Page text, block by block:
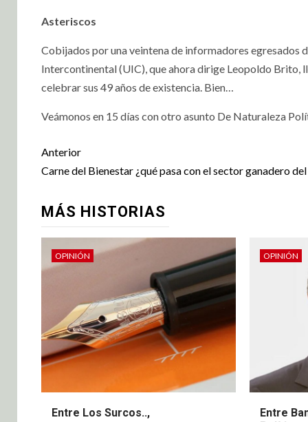
Asteriscos
Cobijados por una veintena de informadores egresados
Intercontinental (UIC), que ahora dirige Leopoldo Brito,
celebrar sus 49 años de existencia. Bien…
Veámonos en 15 días con otro asunto De Naturaleza
Anterior
Carne del Bienestar ¿qué pasa con el sector ganadero del
MÁS HISTORIAS
OPINIÓN
Entre Los Surcos..,
OPINIÓN
Entre